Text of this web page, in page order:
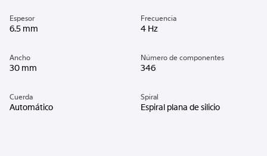
Espesor
6.5 mm
Frecuencia
4 Hz
Ancho
30 mm
Número de componentes
346
Cuerda
Automático
Spiral
Espiral plana de silicio